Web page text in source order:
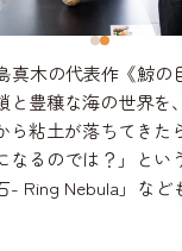
真木の代表作《鯨の
と豊穣な海の世界を
ら粘土が落ちてきた
なるのでは？」とい
- Ring Nebula」など